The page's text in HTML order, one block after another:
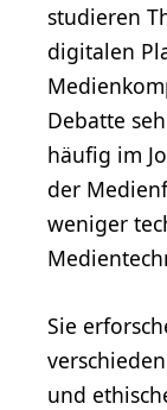
studieren
digitalen
Debatte
häufig im
der
weniger
Sie
und